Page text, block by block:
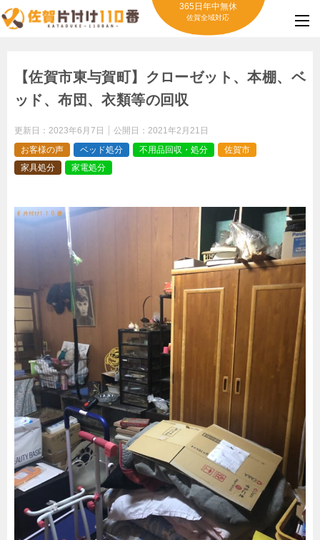
365日年中無休
佐賀全域対応
【佐賀市東与賀町】クローゼット、本棚、ベ
ッド、布団、衣類等の回収
更新日： 2023年6月7日 公開日： 2021年2月21日
お客様の声
ベッド処分 不用品回収・処分
佐賀市
家具処分
家電処分